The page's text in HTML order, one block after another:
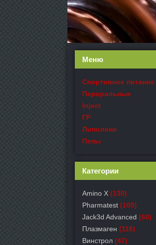
Меню
Спортивное питание
Пероральные
Inject
ГР
Липолики
Пепы
Категории
Amino X (130)
Pharmatest (105)
Jack3d Advanced (60)
Плазмаген (116)
Винстрол (47)